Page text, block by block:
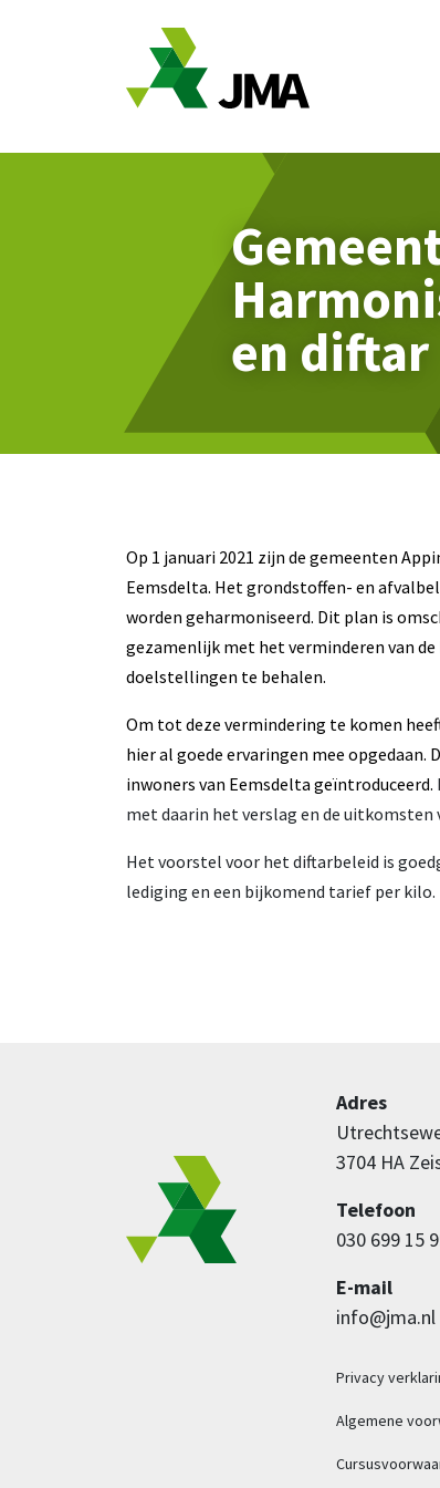
en diftar
Op 1 januari 2021 zijn de gemeenten
Eemsdelta. Het grondstoffen- en
worden geharmoniseerd. Dit plan is
gezamenlijk met het verminderen van
doelstellingen te behalen.
Om tot deze vermindering te komen
hier al goede ervaringen mee opgedaan.
inwoners van Eemsdelta geïntroduceerd.
met daarin het verslag en de
Het voorstel voor het diftarbeleid is
lediging en een bijkomend tarief per kilo.
Adres
3704 HA
Telefoon
030 699 15
E-mail
info@jma.nl
Privacy
Algemene